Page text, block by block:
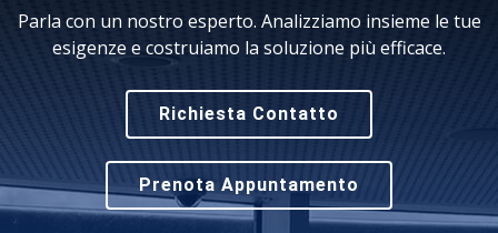
Parla con un nostro esperto. Analizziamo insieme le tue
esigenze e costruiamo la soluzione più efficace.
Richiesta Contatto
Prenota Appuntamento